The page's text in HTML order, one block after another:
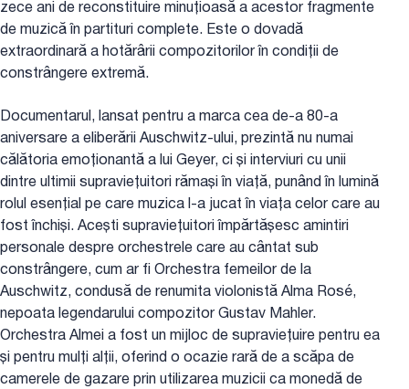
zece ani de reconstituire minuțioasă a acestor fragmente
de muzică în partituri complete. Este o dovadă
extraordinară a hotărârii compozitorilor în condiții de
constrângere extremă.
Documentarul, lansat pentru a marca cea de-a 80-a
aniversare a eliberării Auschwitz-ului, prezintă nu numai
călătoria emoționantă a lui Geyer, ci și interviuri cu unii
dintre ultimii supraviețuitori rămași în viață, punând în lumină
rolul esențial pe care muzica l-a jucat în viața celor care au
fost închiși. Acești supraviețuitori împărtășesc amintiri
personale despre orchestrele care au cântat sub
constrângere, cum ar fi Orchestra femeilor de la
Auschwitz, condusă de renumita violonistă Alma Rosé,
nepoata legendarului compozitor Gustav Mahler.
Orchestra Almei a fost un mijloc de supraviețuire pentru ea
și pentru mulți alții, oferind o ocazie rară de a scăpa de
camerele de gazare prin utilizarea muzicii ca monedă de